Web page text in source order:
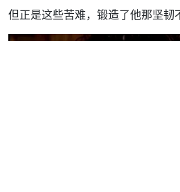
但正是这些苦难，锻造了他那坚韧